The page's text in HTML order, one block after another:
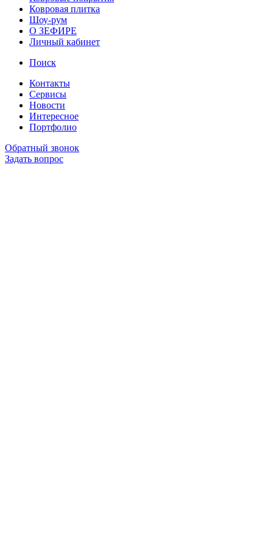
Ковровая плитка
Шоу-рум
О ЗЕФИРЕ
Личный кабинет
Поиск
Контакты
Сервисы
Новости
Интересное
Портфолио
Обратный звонок
Задать вопрос